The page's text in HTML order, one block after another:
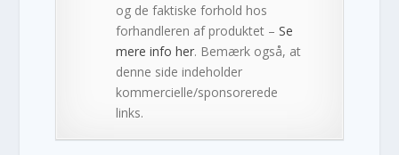
og de faktiske forhold hos
forhandleren af produktet –Se
mere info her. Bemærk også, at
denne side indeholder
kommercielle/sponsorerede
links.